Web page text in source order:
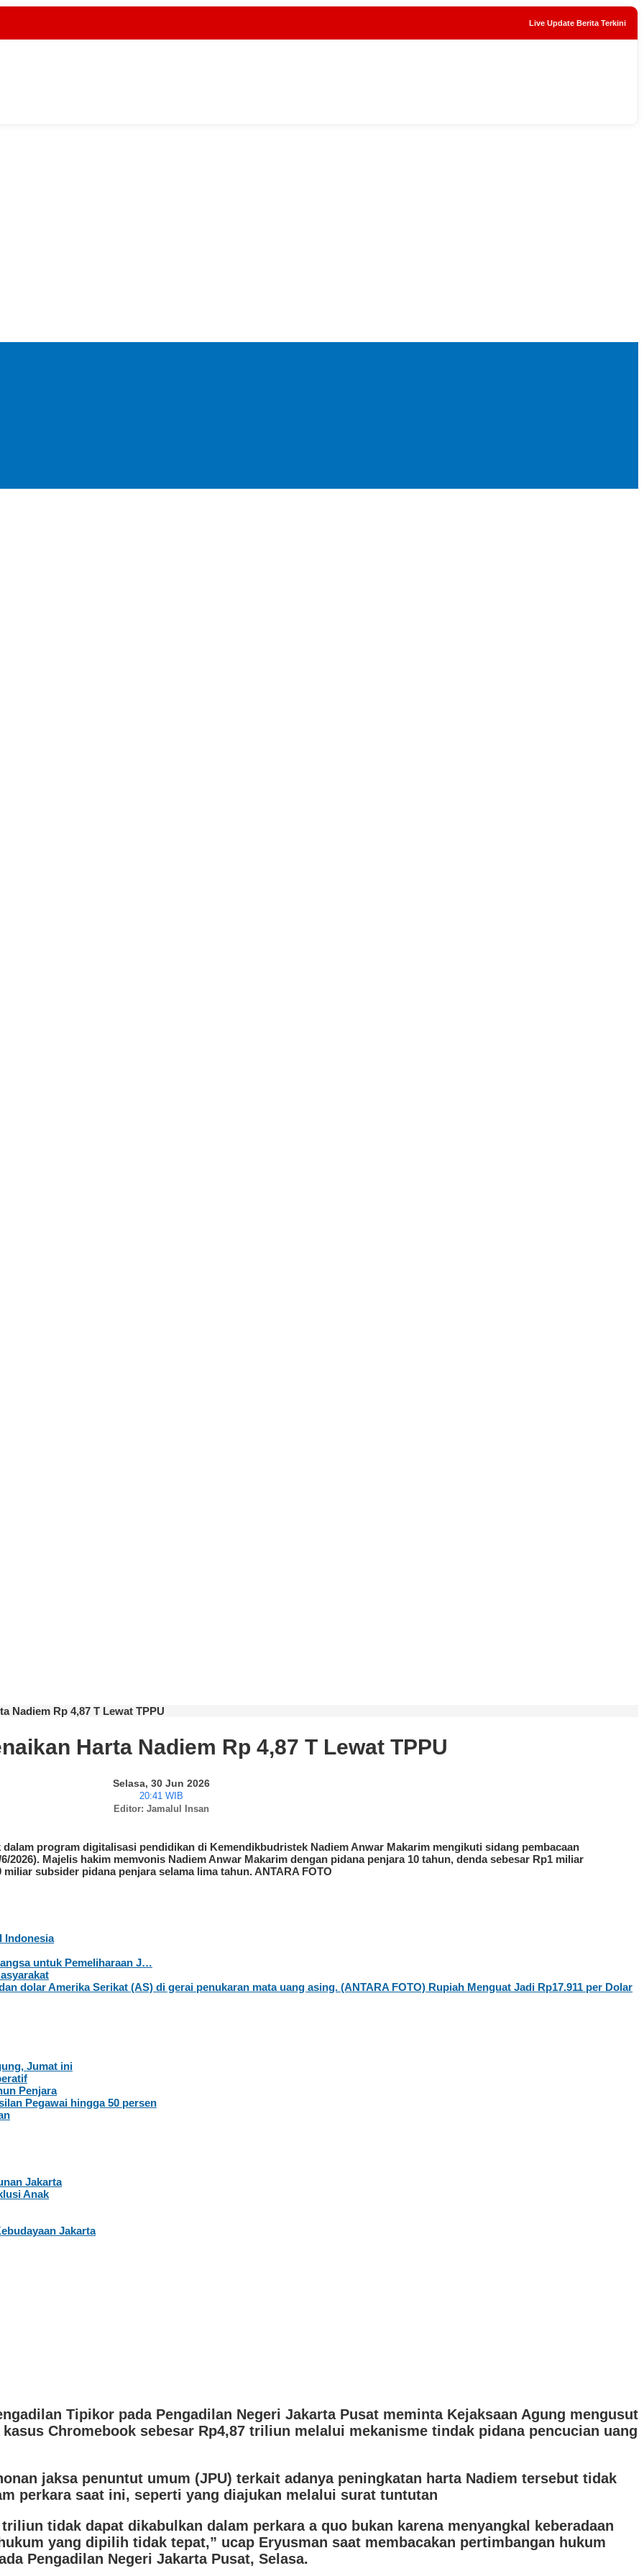
Live Update Berita Terkini
Nadiem Rp 4,87 T Lewat TPPU
Harta Nadiem Rp 4,87 T Lewat TPPU
Selasa, 30 Jun 2026
20:41 WIB
Editor: Jamalul Insan
program digitalisasi pendidikan di Kemendikbudristek Nadiem Anwar Makarim mengikuti sidang pembacaan
2026). Majelis hakim memvonis Nadiem Anwar Makarim dengan pidana penjara 10 tahun, denda sebesar Rp1 miliar
subsider pidana penjara selama lima tahun. ANTARA FOTO
Indonesia
untuk Pemeliharaan J…
Rupiah Menguat Jadi Rp17.911 per Dolar
Jumat ini
Penjara
Pegawai hingga 50 persen
Jakarta
Anak
Jakarta
Tipikor pada Pengadilan Negeri Jakarta Pusat meminta Kejaksaan Agung mengusut
Chromebook sebesar Rp4,87 triliun melalui mekanisme tindak pidana pencucian uang
jaksa penuntut umum (JPU) terkait adanya peningkatan harta Nadiem tersebut tidak
perkara saat ini, seperti yang diajukan melalui surat tuntutan
tidak dapat dikabulkan dalam perkara a quo bukan karena menyangkal keberadaan
yang dipilih tidak tepat,” ucap Eryusman saat membacakan pertimbangan hukum
Pengadilan Negeri Jakarta Pusat, Selasa.